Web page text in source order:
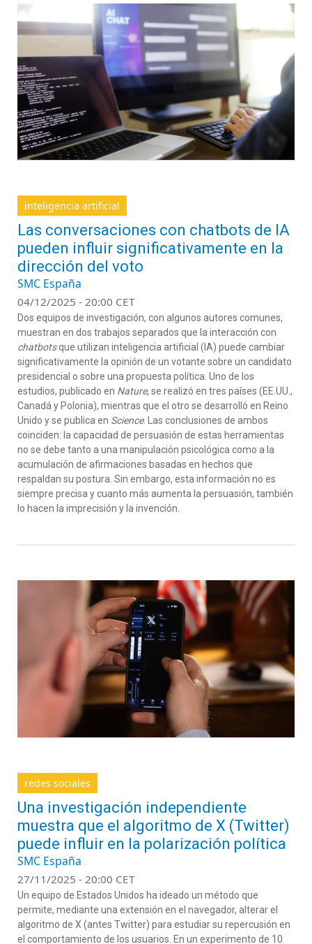
inteligencia artificial
Las conversaciones con chatbots de IA
pueden influir significativamente en la
dirección del voto
SMC España
04/12/2025 - 20:00 CET
Dos equipos de investigación, con algunos autores comunes,
muestran en dos trabajos separados que la interacción con
chatbotsque utilizan inteligencia artificial (IA) puede cambiar
significativamente la opinión de un votante sobre un candidato
presidencial o sobre una propuesta política. Uno de los
estudios, publicado en Nature, se realizó en tres países (EE.UU.,
Canadá y Polonia), mientras que el otro se desarrolló en Reino
Unido y se publica en Science. Las conclusiones de ambos
coinciden: la capacidad de persuasión de estas herramientas
no se debe tanto a una manipulación psicológica como a la
acumulación de afirmaciones basadas en hechos que
respaldan su postura. Sin embargo, esta información no es
siempre precisa y cuanto más aumenta la persuasión, también
lo hacen la imprecisión y la invención.
redes sociales
Una investigación independiente
muestra que el algoritmo de X (Twitter)
puede influir en la polarización política
SMC España
27/11/2025 - 20:00 CET
Un equipo de Estados Unidos ha ideado un método que
permite, mediante una extensión en el navegador, alterar el
algoritmo de X (antes Twitter) para estudiar su repercusión en
el comportamiento de los usuarios. En un experimento de 10